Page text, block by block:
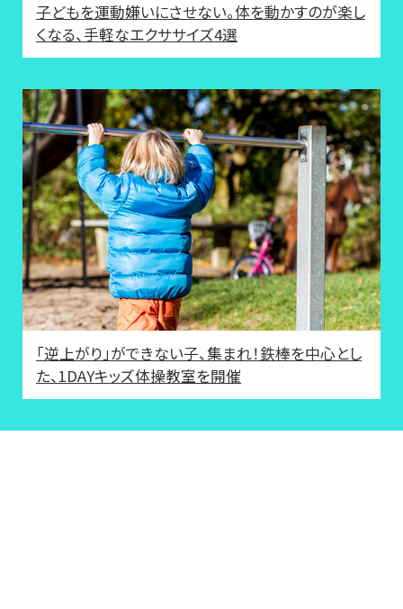
子どもを運動嫌いにさせない。体を動かすのが楽し
くなる、手軽なエクササイズ4選
「逆上がり」ができない子、集まれ！鉄棒を中心とし
た、1DAYキッズ体操教室を開催